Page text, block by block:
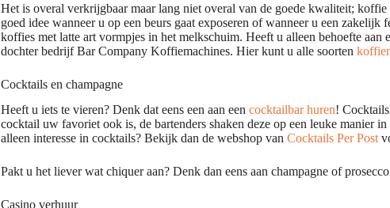
Het is overal verkrijgbaar maar lang niet overal van de goede kwaliteit; koffie
goed idee wanneer u op een beurs gaat exposeren of wanneer u een zakelijk
koffies met latte art vormpjes in het melkschuim. Heeft u alleen behoefte
dochter bedrijf Bar Company Koffiemachines. Hier kunt u alle soorten
Cocktails en champagne
Heeft u iets te vieren? Denk dat eens een aan een cocktailbar huren!
cocktail uw favoriet ook is, de bartenders shaken deze op een leuke manier
alleen interesse in cocktails? Bekijk dan de webshop van Cocktails Per Post
Pakt u het liever wat chiquer aan? Denk dan eens aan champagne of
Casino verhuur